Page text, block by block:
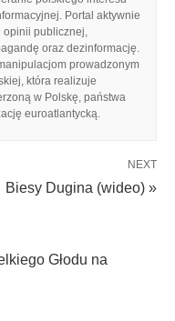
Portal aktywnie
opinii publicznej,
oraz dezinformację.
prowadzonym
która realizuje
w Polskę, państwa
euroatlantycką.
NEXT
Biesy Dugina (wideo) »
Głodu na